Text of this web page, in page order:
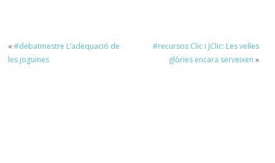
«#debatmestre L’adequació de
les joguines
#recursos Clic i JClic: Les velles
glòries encara serveixen »